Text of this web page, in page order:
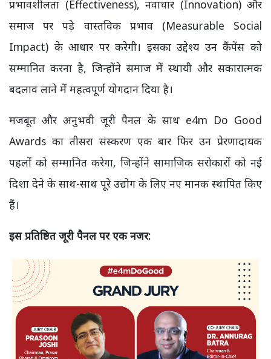
प्रभावशीलता (Effectiveness), नवाचार (Innovation) और
समाज पर पड़े वास्तविक प्रभाव (Measurable Social
Impact) के आधार पर करेगी। इसका उद्देश्य उन कैंपेंस को
सम्मानित करना है, जिन्होंने समाज में स्थायी और सकारात्मक
बदलाव लाने में महत्वपूर्ण योगदान दिया है।
मजबूत और अनुभवी जूरी पैनल के साथ e4m Do Good
Awards का तीसरा संस्करण एक बार फिर उन प्रेरणादायक
पहलों को सम्मानित करेगा, जिन्होंने सामाजिक सरोकारों को नई
दिशा देने के साथ-साथ पूरे उद्योग के लिए नए मानक स्थापित किए
हैं।
इस प्रतिष्ठित जूरी पैनल पर एक नजर: